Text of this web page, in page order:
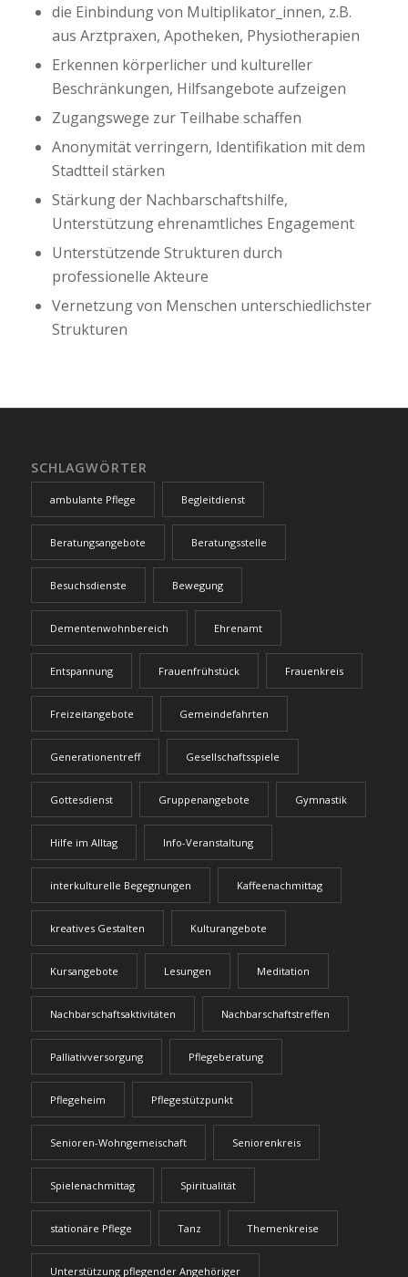
die Einbindung von Multiplikator_innen, z.B.
aus Arztpraxen, Apotheken, Physiotherapien
Erkennen körperlicher und kultureller
Beschränkungen, Hilfsangebote aufzeigen
Zugangswege zur Teilhabe schaffen
Anonymität verringern, Identifikation mit dem
Stadtteil stärken
Stärkung der Nachbarschaftshilfe,
Unterstützung ehrenamtliches Engagement
Unterstützende Strukturen durch
professionelle Akteure
Vernetzung von Menschen unterschiedlichster
Strukturen
SCHLAGWÖRTER
ambulante Pflege Begleitdienst
Beratungsangebote Beratungsstelle
Besuchsdienste Bewegung
Dementenwohnbereich Ehrenamt
Entspannung Frauenfrühstück Frauenkreis
Freizeitangebote Gemeindefahrten
Generationentreff Gesellschaftsspiele
Gottesdienst Gruppenangebote Gymnastik
Hilfe im Alltag Info-Veranstaltung
interkulturelle Begegnungen Kaffeenachmittag
kreatives Gestalten Kulturangebote
Kursangebote Lesungen Meditation
Nachbarschaftsaktivitäten Nachbarschaftstreffen
Palliativversorgung Pflegeberatung
Pflegeheim Pflegestützpunkt
Senioren-Wohngemeischaft Seniorenkreis
Spielenachmittag Spiritualität
stationäre Pflege Tanz Themenkreise
Unterstützung pflegender Angehöriger